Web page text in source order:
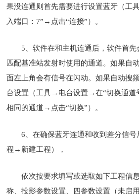
果没连通则首先需要进行设置蓝牙（
入端口：7”→点击“连接”）。
5、软件在和主机连通后，软件首
匹配基准站发射时使用的通道。如果自
面左上角会有信号在闪动。如果自动搜
台设置（工具→电台设置→在“切换通道
相同的通道→点击“切换”）。
6、在确保蓝牙连通和收到差分信
程→新建工程），
依次按要求填写或选取如下工程信
称、投影参数设置、四参数设置（未启